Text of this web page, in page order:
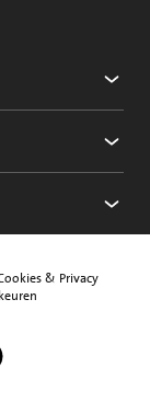
& Privacy
YouTube